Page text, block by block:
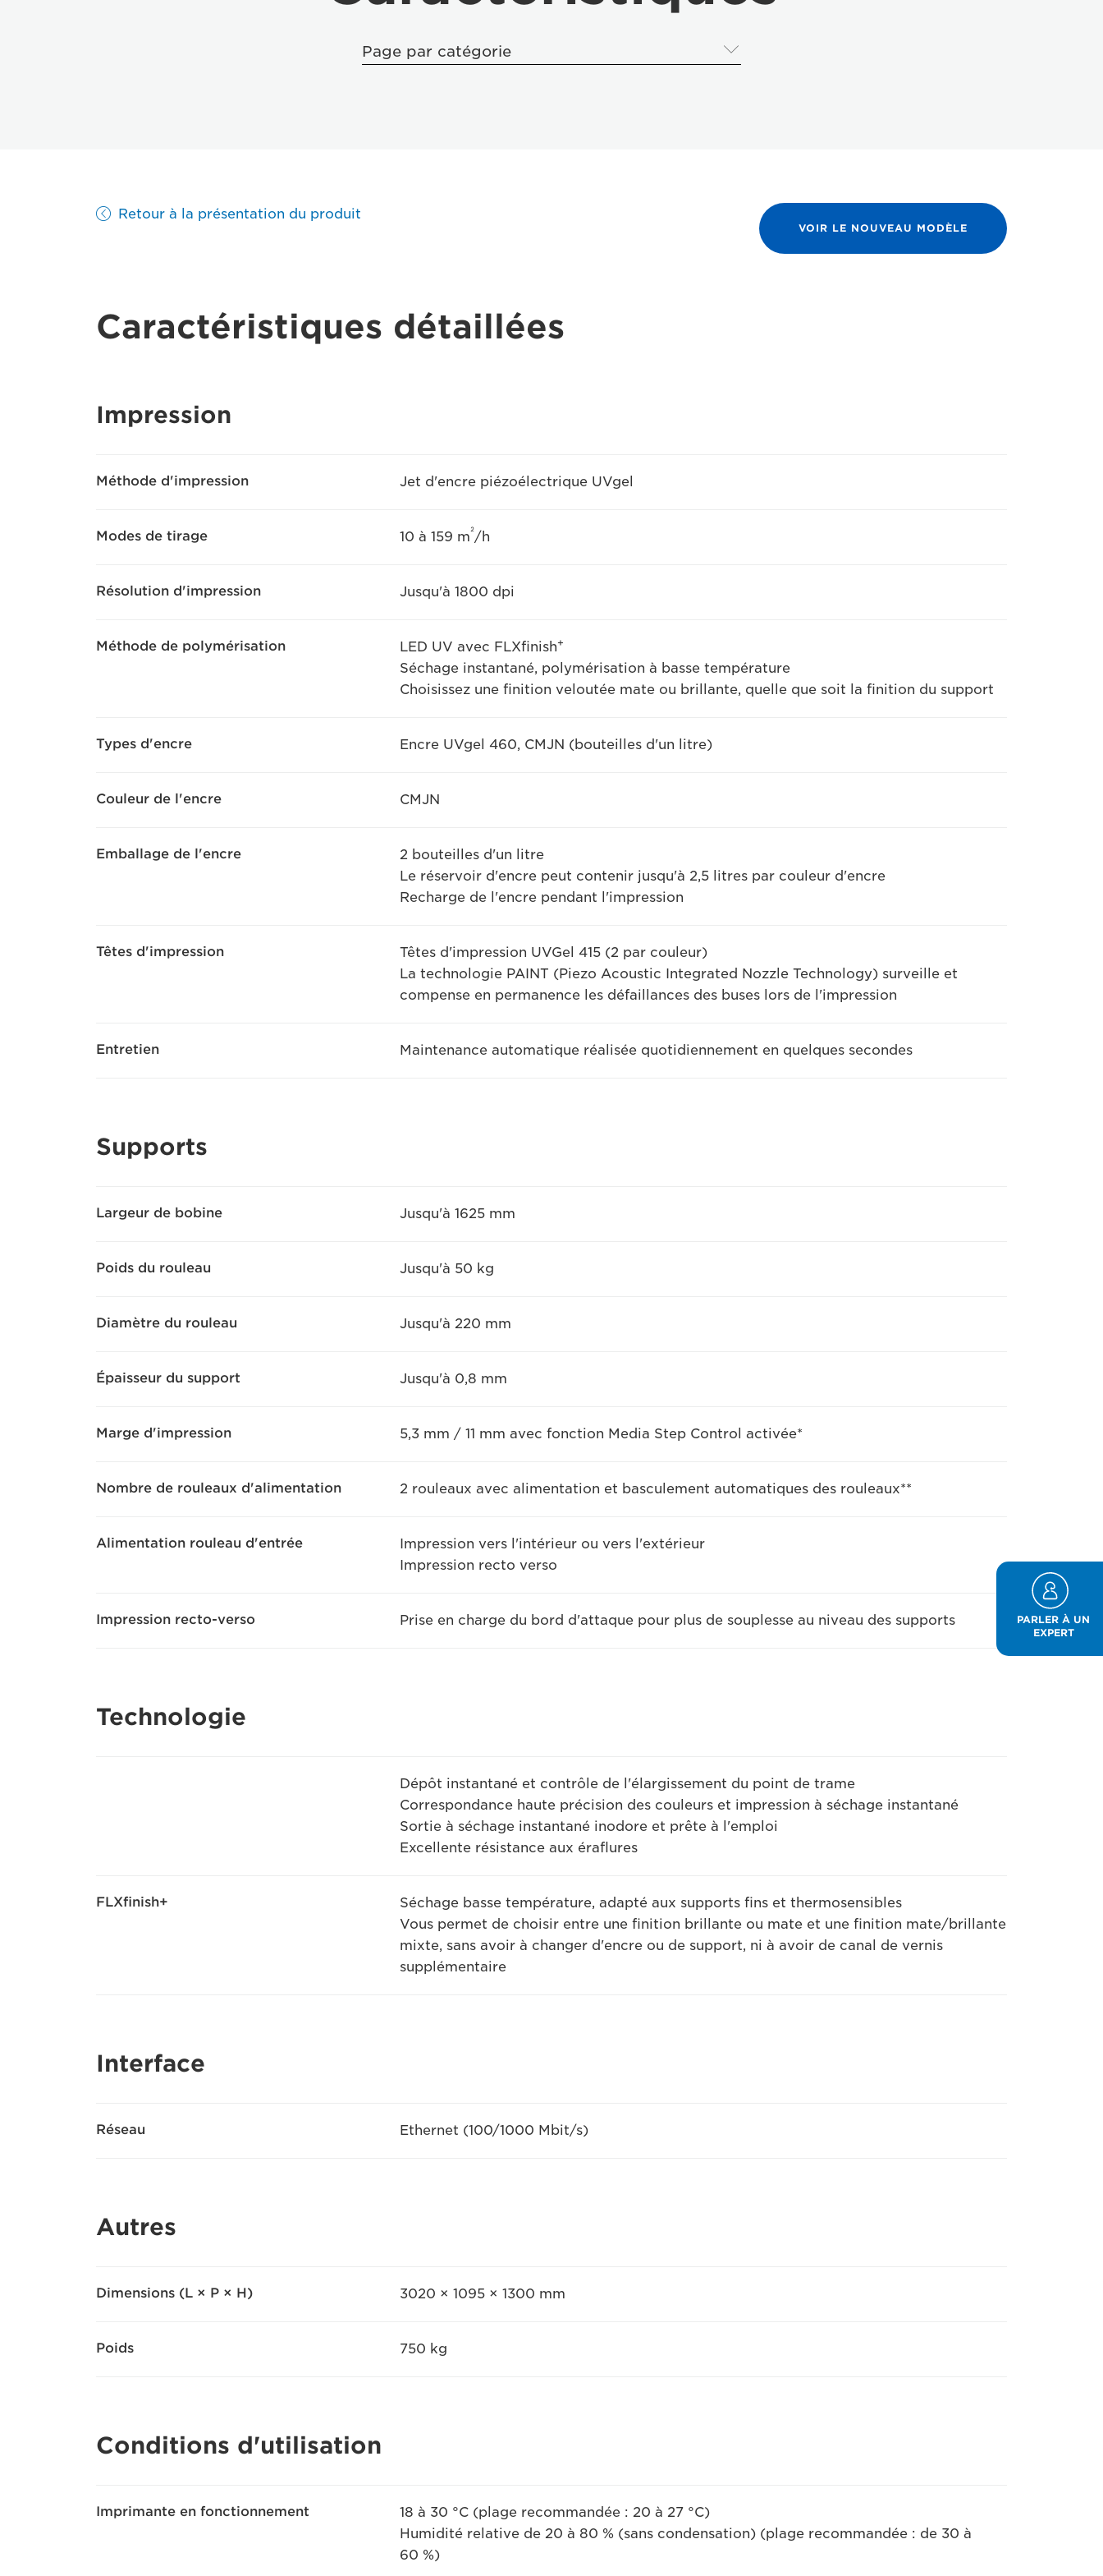
Page par catégorie
Retour à la présentation du produit
VOIR LE NOUVEAU MODÈLE
Caractéristiques détaillées
Impression
Méthode d'impression Jet d'encre piézoélectrique UVgel
Modes de tirage 10 à 159 m²/h
Résolution d'impression Jusqu'à 1800 dpi
Méthode de polymérisation LED UV avec FLXfinish+
Séchage instantané, polymérisation à basse température
Choisissez une finition veloutée mate ou brillante, quelle que soit la finition du support
Types d'encre Encre UVgel 460, CMJN (bouteilles d'un litre)
Couleur de l'encre CMJN
Emballage de l'encre
2 bouteilles d'un litre
Le réservoir d'encre peut contenir jusqu'à 2,5 litres par couleur d'encre
Recharge de l'encre pendant l'impression
Têtes d'impression
Têtes d'impression UVGel 415 (2 par couleur)
La technologie PAINT (Piezo Acoustic Integrated Nozzle Technology) surveille et
compense en permanence les défaillances des buses lors de l'impression
Entretien Maintenance automatique réalisée quotidiennement en quelques secondes
Supports
Largeur de bobine Jusqu'à 1625 mm
Poids du rouleau Jusqu'à 50 kg
Diamètre du rouleau Jusqu'à 220 mm
Épaisseur du support Jusqu'à 0,8 mm
Marge d'impression 5,3 mm / 11 mm avec fonction Media Step Control activée*
Nombre de rouleaux d'alimentation 2 rouleaux avec alimentation et basculement automatiques des rouleaux**
Alimentation rouleau d'entrée
Impression vers l'intérieur ou vers l'extérieur
Impression recto verso
Impression recto-verso Prise en charge du bord d'attaque pour plus de souplesse au niveau des supports
Technologie
Dépôt instantané et contrôle de l'élargissement du point de trame
Correspondance haute précision des couleurs et impression à séchage instantané
Sortie à séchage instantané inodore et prête à l'emploi
Excellente résistance aux éraflures
FLXfinish+
Séchage basse température, adapté aux supports fins et thermosensibles
Vous permet de choisir entre une finition brillante ou mate et une finition mate/brillante
mixte, sans avoir à changer d'encre ou de support, ni à avoir de canal de vernis
supplémentaire
Interface
Réseau Ethernet (100/1000 Mbit/s)
Autres
Dimensions (L × P × H) 3020 × 1095 × 1300 mm
Poids 750 kg
Conditions d'utilisation
Imprimante en fonctionnement
18 à 30 °C (plage recommandée : 20 à 27 °C)
Humidité relative de 20 à 80 % (sans condensation) (plage recommandée : de 30 à
60 %)
PARLER À UN
EXPERT